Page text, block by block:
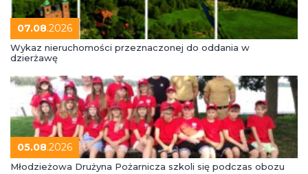
07.08.2026
Wykaz nieruchomości przeznaczonej do oddania w
dzierżawę
05.08.2026
Młodzieżowa Drużyna Pożarnicza szkoli się podczas obozu